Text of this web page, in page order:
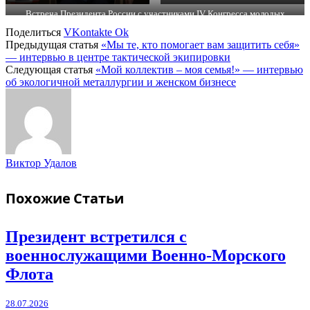
Встреча Президента России с участниками IV Конгресса молодых
Поделиться VKontakte Ok
Предыдущая статья «Мы те, кто помогает вам защитить себя»
— интервью в центре тактической экипировки
Следующая статья «Мой коллектив – моя семья!» — интервью
об экологичной металлургии и женском бизнесе
Виктор Удалов
Похожие Статьи
Президент встретился с
военнослужащими Военно-Морского
Флота
28.07.2026